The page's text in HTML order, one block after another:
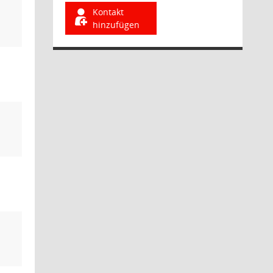
Kontakt
hinzufügen